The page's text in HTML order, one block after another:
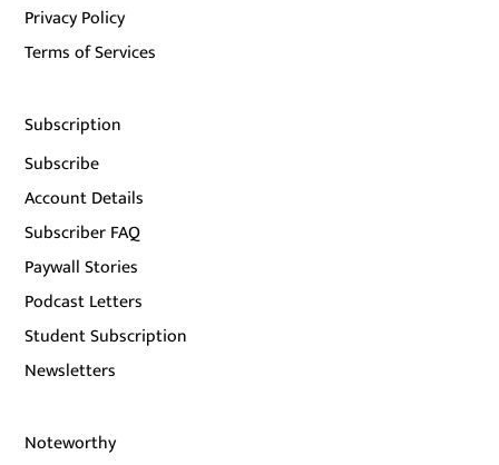
Privacy Policy
Terms of Services
Subscription
Subscribe
Account Details
Subscriber FAQ
Paywall Stories
Podcast Letters
Student Subscription
Newsletters
Noteworthy